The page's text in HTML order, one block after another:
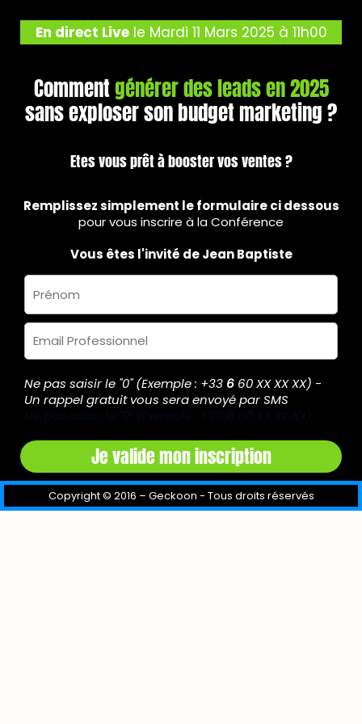
En direct Livele Mardi 11 Mars 2025 à 11h00
Commentgénérer des leads en 2025
sans exploser son budget marketing ?
Etes vous prêt à booster vos ventes ?
Remplissez simplement le formulaire ci dessous
pour vous inscrire à la Conférence
Vous êtes l'invité de Jean Baptiste
Ne pas saisir le "0" (Exemple : +33 6 60 XX XX XX) -
Un rappel gratuit vous sera envoyé par SMS
Ne pas saisir le "0" (Exemple : +33 6 60 XX XX XX)
Je valide mon inscription
Copyright © 2016 – Geckoon - Tous droits réservés